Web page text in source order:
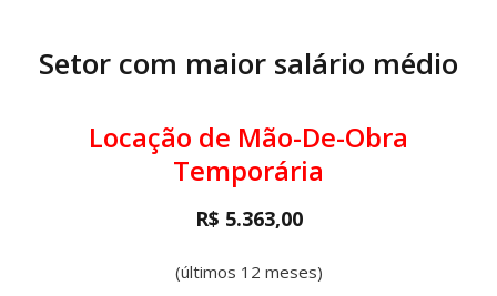
Setor com maior salário médio
Locação de Mão-De-Obra
Temporária
R$ 5.363,00
(últimos 12 meses)